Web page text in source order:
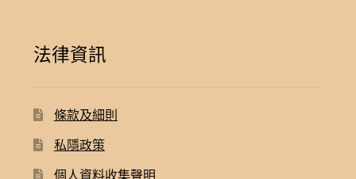
法律資訊
條款及細則
私隱政策
個人資料收集聲明